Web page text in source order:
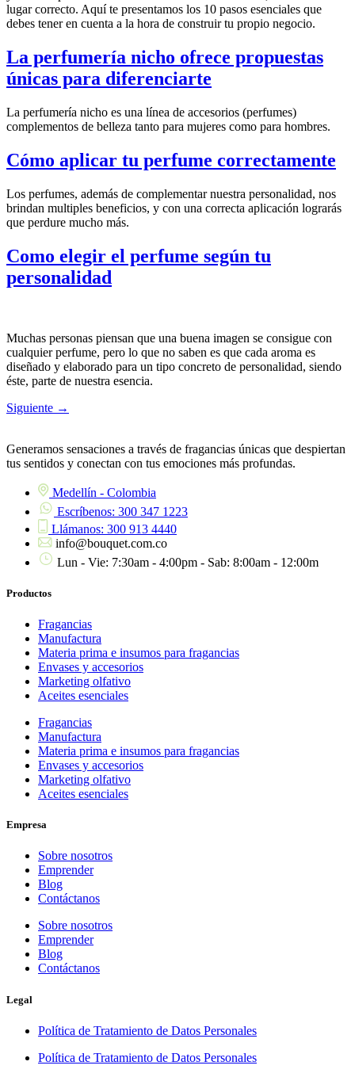
lugar correcto. Aquí te presentamos los 10 pasos esenciales que
debes tener en cuenta a la hora de construir tu propio negocio.
La perfumería nicho ofrece propuestas
únicas para diferenciarte
La perfumería nicho es una línea de accesorios (perfumes)
complementos de belleza tanto para mujeres como para hombres.
Cómo aplicar tu perfume correctamente
Los perfumes, además de complementar nuestra personalidad, nos
brindan multiples beneficios, y con una correcta aplicación lograrás
que perdure mucho más.
Como elegir el perfume según tu
personalidad
Muchas personas piensan que una buena imagen se consigue con
cualquier perfume, pero lo que no saben es que cada aroma es
diseñado y elaborado para un tipo concreto de personalidad, siendo
éste, parte de nuestra esencia.
Siguiente →
Generamos sensaciones a través de fragancias únicas que despiertan
tus sentidos y conectan con tus emociones más profundas.
Medellín - Colombia
Escríbenos: 300 347 1223
Llámanos: 300 913 4440
info@bouquet.com.co
Lun - Vie: 7:30am - 4:00pm - Sab: 8:00am - 12:00m
Productos
Fragancias
Manufactura
Materia prima e insumos para fragancias
Envases y accesorios
Marketing olfativo
Aceites esenciales
Fragancias
Manufactura
Materia prima e insumos para fragancias
Envases y accesorios
Marketing olfativo
Aceites esenciales
Empresa
Sobre nosotros
Emprender
Blog
Contáctanos
Sobre nosotros
Emprender
Blog
Contáctanos
Legal
Política de Tratamiento de Datos Personales
Política de Tratamiento de Datos Personales